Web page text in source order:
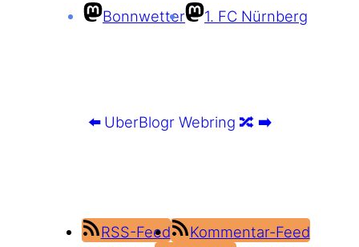
Bonnwetter 1. FC Nürnberg
⬅️ UberBlogr Webring 🔀 ➡️
RSS-Feed Kommentar-Feed